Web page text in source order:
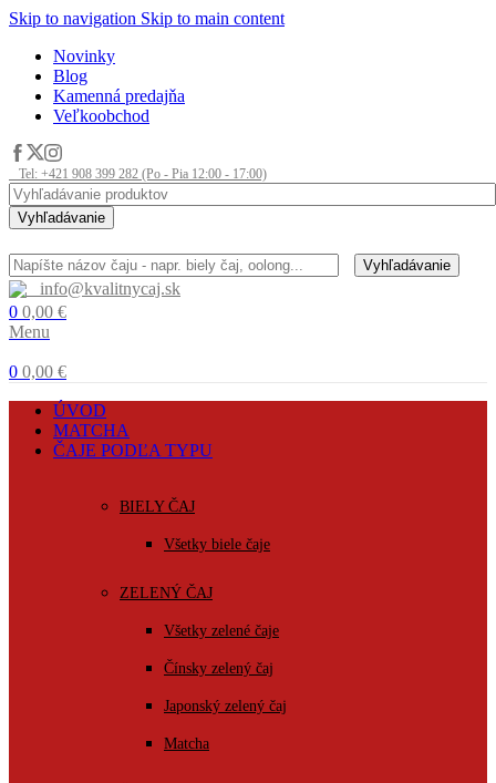
Skip to navigation Skip to main content
Novinky
Blog
Kamenná predajňa
Veľkoobchod
Tel: +421 908 399 282 (Po - Pia 12:00 - 17:00)
Vyhľadávanie
Vyhľadávanie
info@kvalitnycaj.sk
0 0,00 €
Menu
0 0,00 €
ÚVOD
MATCHA
ČAJE PODĽA TYPU
BIELY ČAJ
Všetky biele čaje
ZELENÝ ČAJ
Všetky zelené čaje
Čínsky zelený čaj
Japonský zelený čaj
Matcha